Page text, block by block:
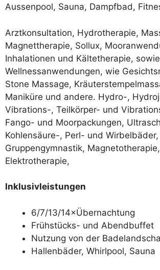
Aussenpool, Sauna, Dampfbad,
Arztkonsultation, Hydrotherapie,
Magnettherapie, Sollux,
Inhalationen und Kältetherapie, sowie
Wellnessanwendungen, wie
Stone Massage,
Maniküre und andere. Hydro-,
Vibrations-, Teilkörper- und
Fango- und Moorpackungen,
Kohlensäure-, Perl- und
Gruppengymnastik,
Elektrotherapie,
Inklusivleistungen
6/7/13/14×Übernachtung
Frühstücks- und Abendbuffet
Nutzung von der
Hallenbäder, Whirlpool, Sauna